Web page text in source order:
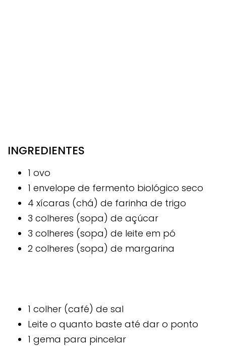
INGREDIENTES
1 ovo
1 envelope de fermento biológico seco
4 xícaras (chá) de farinha de trigo
3 colheres (sopa) de açúcar
3 colheres (sopa) de leite em pó
2 colheres (sopa) de margarina
1 colher (café) de sal
Leite o quanto baste até dar o ponto
1 gema para pincelar